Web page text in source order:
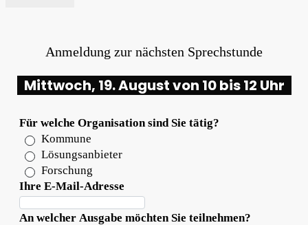
Anmeldung zur nächsten Sprechstunde
Mittwoch, 19. August von 10 bis 12 Uhr
Für welche Organisation sind Sie tätig?
Kommune
Lösungsanbieter
Forschung
Ihre E-Mail-Adresse
An welcher Ausgabe möchten Sie teilnehmen?